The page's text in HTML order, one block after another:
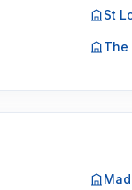
St
The